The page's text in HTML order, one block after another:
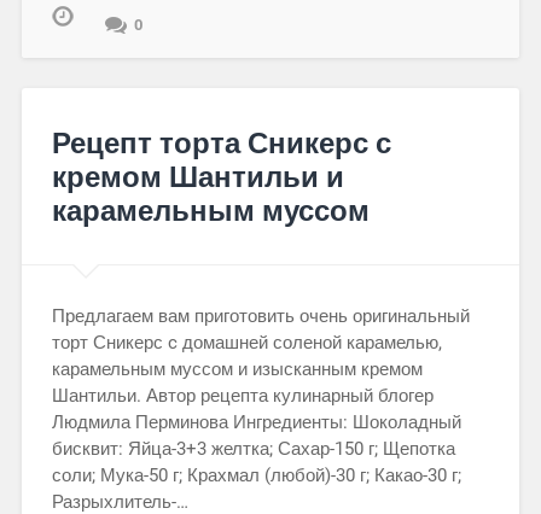
0
Рецепт торта Сникерс с
кремом Шантильи и
карамельным муссом
Предлагаем вам приготовить очень оригинальный
торт Сникерс c домашней соленой карамелью,
карамельным муссом и изысканным кремом
Шантильи. Автор рецепта кулинарный блогер
Людмила Перминова Ингредиенты: Шоколадный
бисквит: Яйца-3+3 желтка; Сахар-150 г; Щепотка
соли; Мука-50 г; Крахмал (любой)-30 г; Какао-30 г;
Разрыхлитель-…